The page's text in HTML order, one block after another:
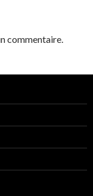
commentaire.